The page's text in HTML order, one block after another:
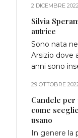
2 DICEMBRE
Silvia
autrice
Sono nata
Arsizio dove
anni sono
29 OTTOBRE
Candele
come
usano
In genere la